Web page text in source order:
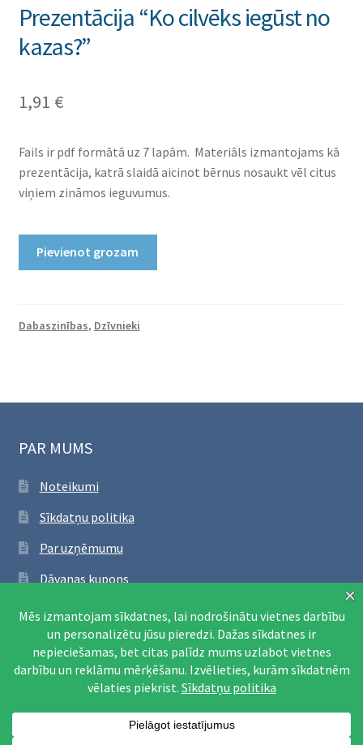
Prezentācija “Ko cilvēks iegūst no
kazas?”
1,91 €
Fails ir pdf formātā uz 7 lapām. Materiāls izmantojams kā
prezentācija, katrā slaidā aicinot bērnus nosaukt vēl citus
viņiem zināmos ieguvumus.
no
Pievienot grozam
Dabaszinības, Dzīvnieki
PAR MUMS
Noteikumi
Sīkdatņu politika
Par uzņēmumu
Dāvanas kupons
SEKO FACEBOOK
Apmeklēt Facebook lapu
© Printējami mācību materiāli